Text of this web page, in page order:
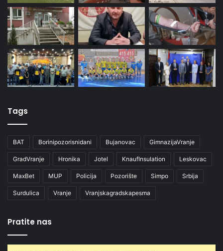
Tags
BAT Borinipozorisnidani Bujanovac GimnazijaVranje
GradVranje Hronika Jotel KnaufInsulation Leskovac
MaxBet MUP Policija Pozorište Simpo Srbija
Surdulica Vranje Vranjskagradskapesma
Pratite nas